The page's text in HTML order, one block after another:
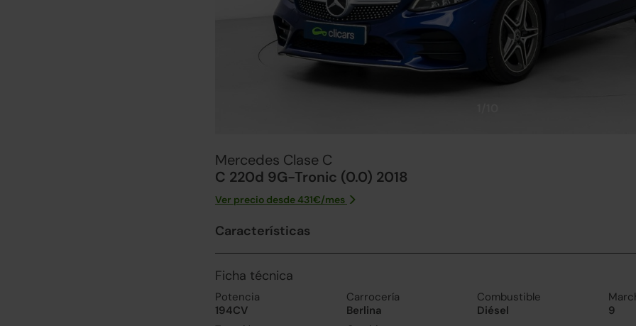
Mercedes Clase C
C 220d 9G-Tronic (0.0) 2018
Ver precio desde431€/mes
Características
Ficha técnica
Potencia
194CV
Carrocería
Berlina
Combustible
Diésel
9